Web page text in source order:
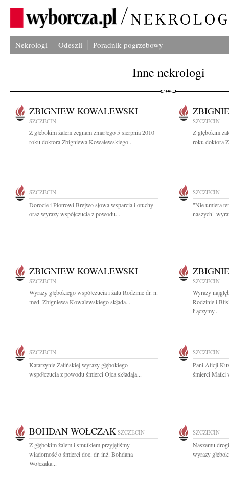
Nekrologi Odeszli Poradnik pogrzebowy
Inne nekrologi
ZBIGNIEW KOWALEWSKI
SZCZECIN
Z głębokim żalem żegnam zmarłego 5 sierpnia 2010
roku doktora Zbigniewa Kowalewskiego...
SZCZECIN
Z głębokim
roku doktora
SZCZECIN
Dorocie i Piotrowi Brejwo słowa wsparcia i otuchy
oraz wyrazy współczucia z powodu...
SZCZECIN
"Nie umiera
naszych"
ZBIGNIEW KOWALEWSKI
SZCZECIN
Wyrazy głębokiego współczucia i żalu Rodzinie dr. n.
med. Zbigniewa Kowalewskiego składa...
SZCZECIN
Wyrazy
Rodzinie i
Łączymy...
SZCZECIN
Katarzynie Zalińskiej wyrazy głębokiego
współczucia z powodu śmierci Ojca składają...
SZCZECIN
Pani Alicji
śmierci Matki
BOHDAN WOŁCZAK SZCZECIN
Z głębokim żalem i smutkiem przyjęliśmy
wiadomość o śmierci doc. dr. inż. Bohdana
Wołczaka...
SZCZECIN
Naszemu
wyrazy